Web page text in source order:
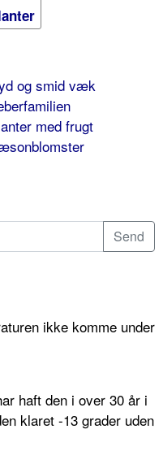
og smid væk
med frugt
ikke komme under
haft den i over 30 år i
klaret -13 grader uden